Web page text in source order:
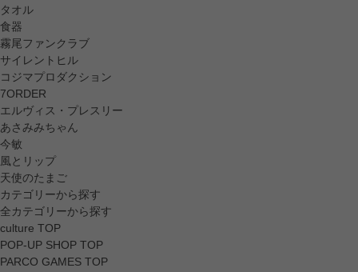
タオル
食器
霧尾ファンクラブ
サイレントヒル
コジマプロダクション
7ORDER
エルヴィス・プレスリー
あさみみちゃん
今敏
風とリップ
天使のたまご
カテゴリーから探す
全カテゴリーから探す
culture TOP
POP-UP SHOP TOP
PARCO GAMES TOP